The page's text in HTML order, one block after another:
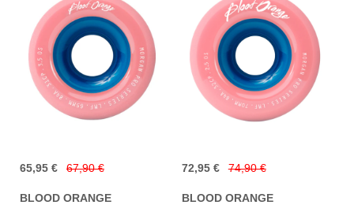
65,95 € 67,90 €
BLOOD ORANGE
72,95 € 74,90 €
BLOOD ORANGE